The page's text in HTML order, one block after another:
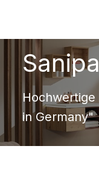
Sanipa
Hochwertige
in Germany"